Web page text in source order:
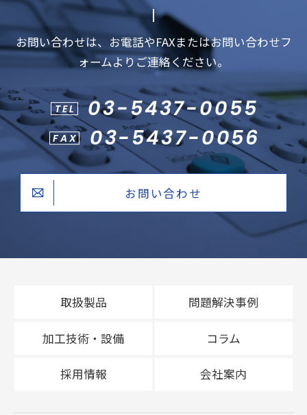
お問い合わせは、お電話やFAXまたはお問い合わせフ
ォームよりご連絡ください。
TEL 03-5437-0055
FAX 03-5437-0056
お問い合わせ
取扱製品 問題解決事例
加工技術・設備 コラム
採用情報 会社案内